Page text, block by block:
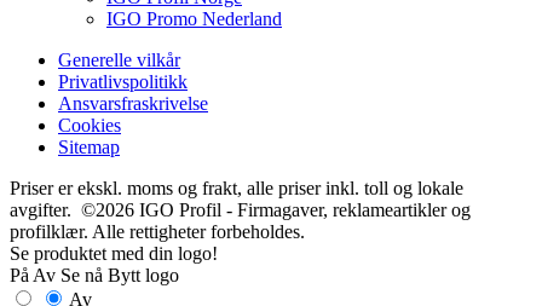
IGO Promo Nederland
Generelle vilkår
Privatlivspolitikk
Ansvarsfraskrivelse
Cookies
Sitemap
Priser er ekskl. moms og frakt, alle priser inkl. toll og lokale
avgifter. ©2026 IGO Profil - Firmagaver, reklameartikler og
profilklær. Alle rettigheter forbeholdes.
Se produktet med din logo!
På Av Se nå Bytt logo
Av